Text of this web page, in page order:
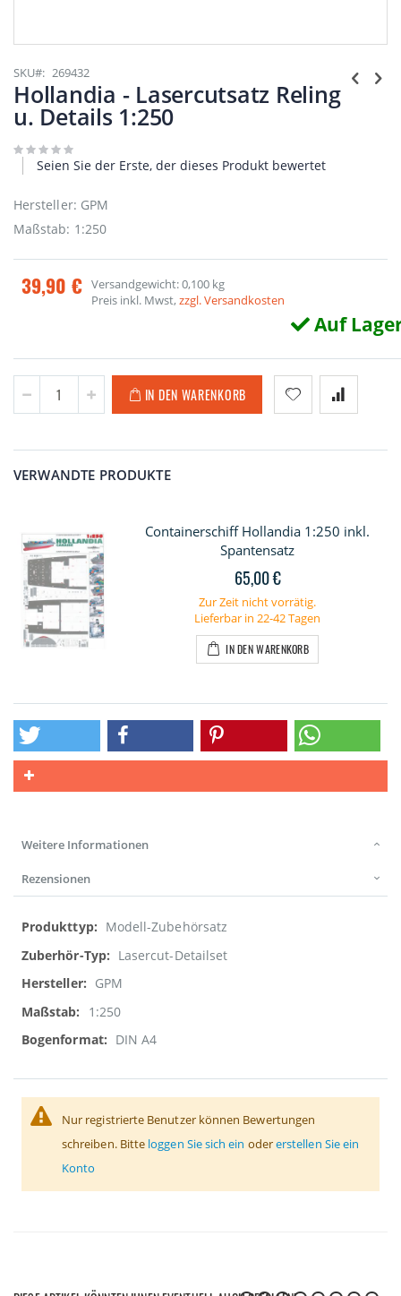
Anfang
der
Bildgalerie
springen
SKU 269432
Hollandia - Lasercutsatz Reling
u. Details 1:250
Seien Sie der Erste, der dieses Produkt bewertet
Hersteller: GPM
Maßstab: 1:250
39,90 € Versandgewicht: 0,100 kg
Preis inkl. Mwst,zzgl. Versandkosten
Auf
IN DEN WARENKORB
VERWANDTE PRODUKTE
Containerschiff Hollandia 1:250 inkl.
Spantensatz
65,00 €
Zur Zeit nicht vorrätig.
Lieferbar in 22-42 Tagen
IN DEN WARENKORB
Weitere Informationen
Rezensionen
Weitere
Informationen
Modell-Zubehörsatz
Lasercut-Detailset
GPM
1:250
DIN A4
Nur registrierte Benutzer können Bewertungen
schreiben. Bitte loggen Sie sich ein odererstellen Sie ein
Konto